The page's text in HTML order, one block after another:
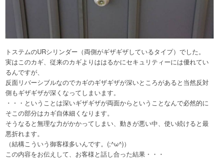
トステムのURシリンダー（両側がギザギザしているタイプ）でした。
実はこのカギ、従来のカギよりははるかにセキュリティーには優れてい
るんですが、
反面リバーシブルなのでカギのギザギザが深いところがあると当然反対
側もギザギザが深くなってしまいます。
・・・ということは深いギザギザが両面からということなんで必然的に
そこの部分はカギ自体細くなります。
そうなると無理な力がかかってしまい、動きが悪い中、使い続けると最
悪折れます。
（結構こういう御客様多いんです。(;^ω^)）
この内容をお伝えして、お客様と話し合った結果・・・